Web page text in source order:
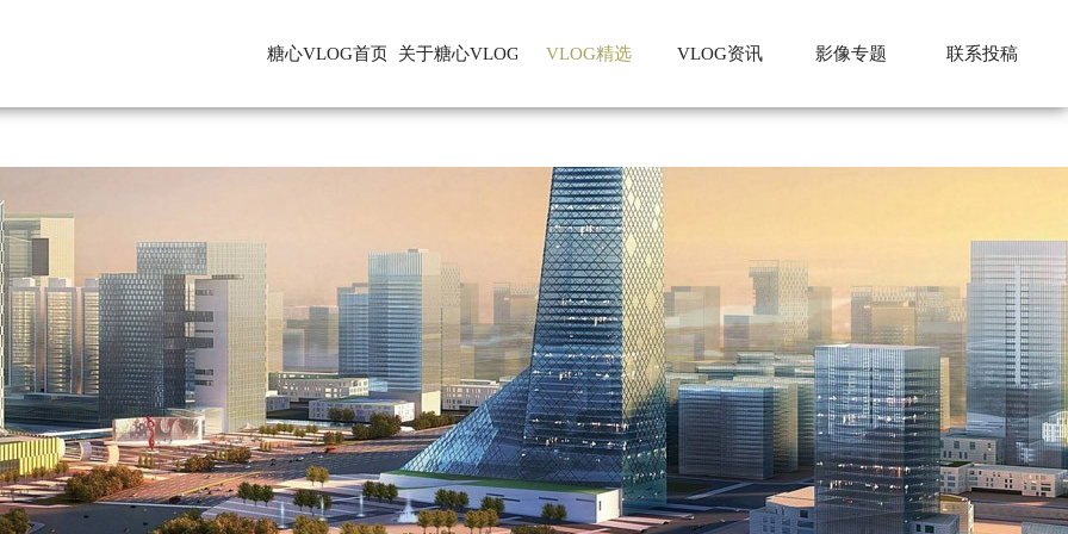
糖心VLOG首页 关于糖心VLOG VLOG精选 VLOG资讯 影像专题 联系投稿